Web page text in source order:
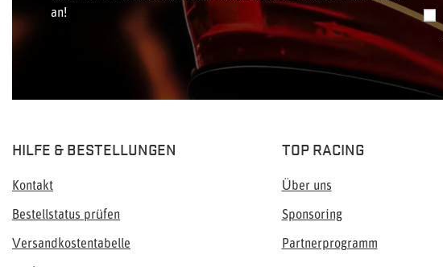
an!
HILFE & BESTELLUNGEN
Kontakt
Bestellstatus prüfen
Versandkostentabelle
TOP RACING
Über uns
Sponsoring
Partnerprogramm